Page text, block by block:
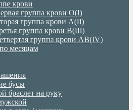
крови
группа крови О(I)
группа крови А(II)
группа крови В(III)
группа крови АВ(IV)
месяцам
бусы
браслет на руку